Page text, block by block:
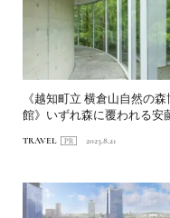
《越知町立 横倉山自然の森
館》いずれ森に覆われる安
TRAVEL 2023.8.21